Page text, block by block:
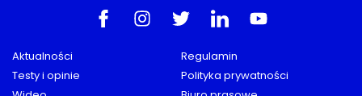
Aktualności
Testy i opinie
Regulamin
Polityka prywatności